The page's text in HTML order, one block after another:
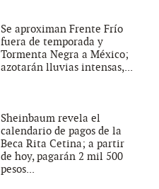
Se aproximan Frente Frío
fuera de temporada y
Tormenta Negra a México;
azotarán lluvias intensas,...
Sheinbaum revela el
calendario de pagos de la
Beca Rita Cetina; a partir
de hoy, pagarán 2 mil 500
pesos...